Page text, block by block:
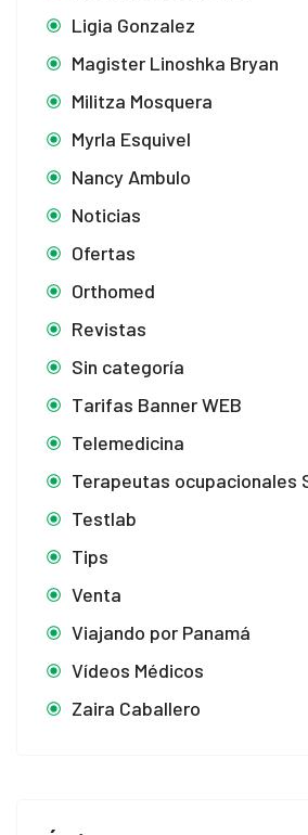
Ligia Gonzalez
Magister Linoshka Bryan
Militza Mosquera
Myrla Esquivel
Nancy Ambulo
Noticias
Ofertas
Orthomed
Revistas
Sin categoría
Tarifas Banner WEB
Telemedicina
Terapeutas ocupacionales
Testlab
Tips
Venta
Viajando por Panamá
Vídeos Médicos
Zaira Caballero